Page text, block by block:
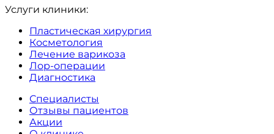
Услуги клиники:
Пластическая хирургия
Косметология
Лечение варикоза
Лор-операции
Диагностика
Специалисты
Отзывы пациентов
Акции